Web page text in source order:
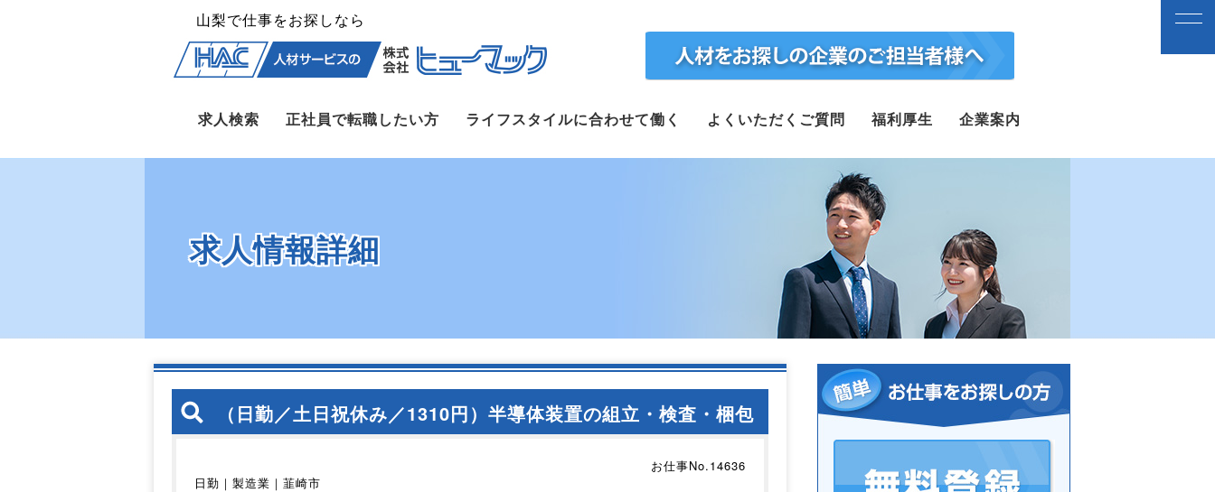
企業案内
webで仮登録
山梨で仕事をお探しなら
求人検索 正社員で転職したい方 ライフスタイルに合わせて働く よくいただくご質問 福利厚生 企業案内
求人情報詳細
（日勤／土日祝休み／1310円）半導体装置の組立・検査・梱包
お仕事No.14636
日勤｜製造業｜韮崎市